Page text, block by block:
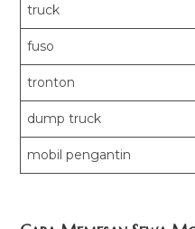
truck
fuso
tronton
dump truck
mobil pengantin